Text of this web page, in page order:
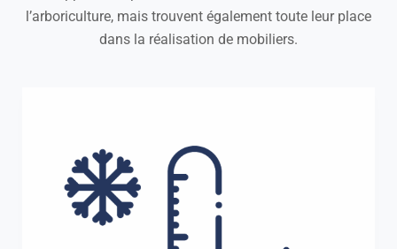
l’arboriculture, mais trouvent également toute leur place
dans la réalisation de mobiliers.